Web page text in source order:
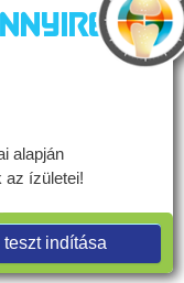
alapján
az ízületei!
teszt indítása